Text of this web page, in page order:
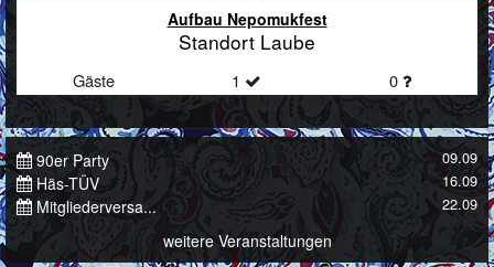
Aufbau Nepomukfest
Standort Laube
Gäste 1 0
90er Party 09.09
Häs-TÜV 16.09
Mitgliederversa... 22.09
weitere Veranstaltungen